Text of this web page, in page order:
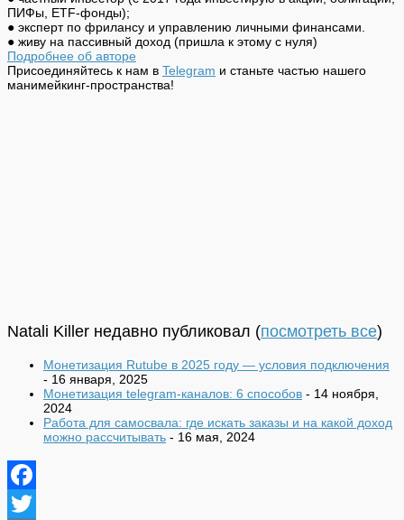
ПИФы, ETF-фонды);
● эксперт по фрилансу и управлению личными финансами.
● живу на пассивный доход (пришла к этому с нуля)
Подробнее об авторе
Присоединяйтесь к нам в Telegram и станьте частью нашего
манимейкинг-пространства!
Natali Killer недавно публиковал (посмотреть все)
Монетизация Rutube в 2025 году — условия подключения
- 16 января, 2025
Монетизация telegram-каналов: 6 способов - 14 ноября,
2024
Работа для самосвала: где искать заказы и на какой доход
можно рассчитывать - 16 мая, 2024
Facebook